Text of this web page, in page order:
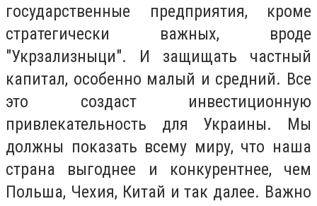
государственные предприятия, кроме
стратегически важных, вроде
"Укрзализныци". И защищать частный
капитал, особенно малый и средний. Все
это создаст инвестиционную
привлекательность для Украины. Мы
должны показать всему миру, что наша
страна выгоднее и конкурентнее, чем
Польша, Чехия, Китай и так далее. Важно